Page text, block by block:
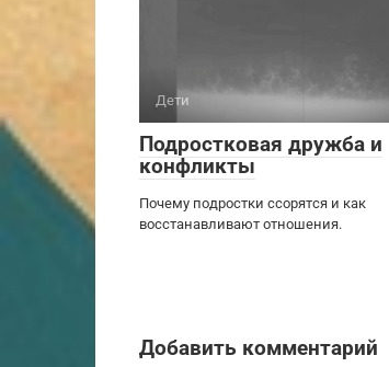
Дети
Подростковая дружба и
конфликты
Почему подростки ссорятся и как
восстанавливают отношения.
Добавить комментарий